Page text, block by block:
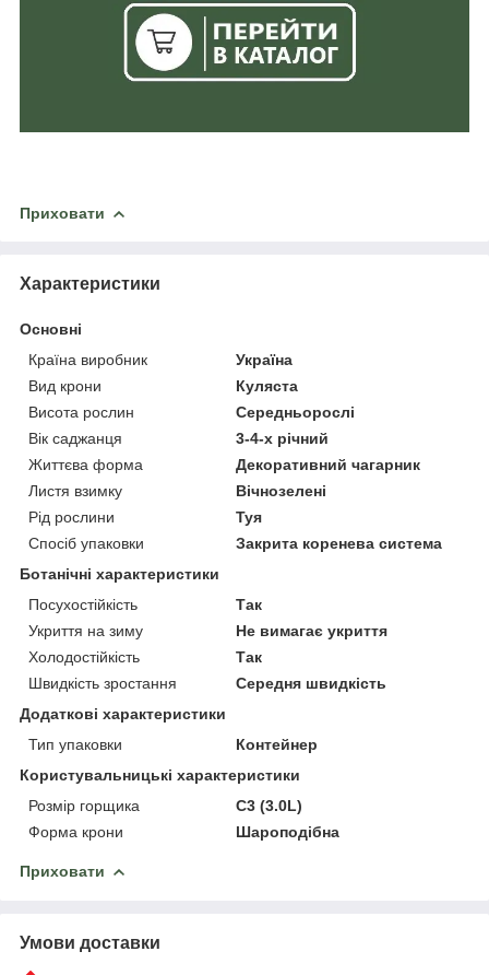
Приховати
Характеристики
Основні
Країна виробник
Україна
Вид крони
Куляста
Висота рослин
Середньорослі
Вік саджанця
3-4-х річний
Життєва форма
Декоративний чагарник
Листя взимку
Вічнозелені
Рід рослини
Туя
Спосіб упаковки
Закрита коренева система
Ботанічні характеристики
Посухостійкість
Так
Укриття на зиму
Не вимагає укриття
Холодостійкість
Так
Швидкість зростання
Середня швидкість
Додаткові характеристики
Тип упаковки
Контейнер
Користувальницькі характеристики
Розмір горщика
C3 (3.0L)
Форма крони
Шароподібна
Приховати
Умови доставки